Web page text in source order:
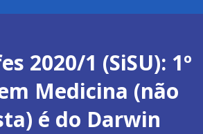
2020/1 (SiSU): 1º
Medicina (não
é do Darwin